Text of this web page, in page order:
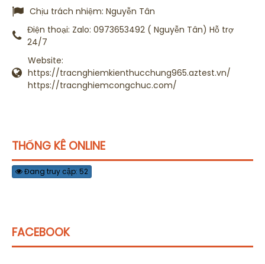
Chịu trách nhiệm: Nguyễn Tân
Điện thoại: Zalo: 0973653492 ( Nguyễn Tân) Hỗ trợ
24/7
Website:
https://tracnghiemkienthucchung965.aztest.vn/
https://tracnghiemcongchuc.com/
THỐNG KÊ ONLINE
Đang truy cập: 52
FACEBOOK